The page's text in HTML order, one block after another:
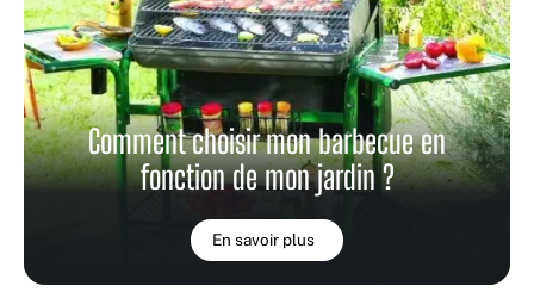
Comment choisir mon barbecue en
fonction de mon jardin ?
En savoir plus